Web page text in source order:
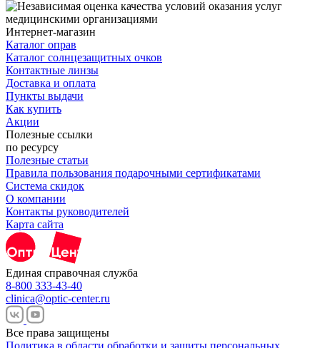
Интернет-магазин
Каталог оправ
Каталог солнцезащитных очков
Контактные линзы
Доставка и оплата
Пункты выдачи
Как купить
Акции
Полезные ссылки
по ресурсу
Полезные статьи
Правила пользования подарочными сертификатами
Система скидок
О компании
Контакты руководителей
Карта сайта
Единая справочная служба
8-800 333-43-40
clinica@optic-center.ru
Все права защищены
Политика в области обработки и защиты персональных